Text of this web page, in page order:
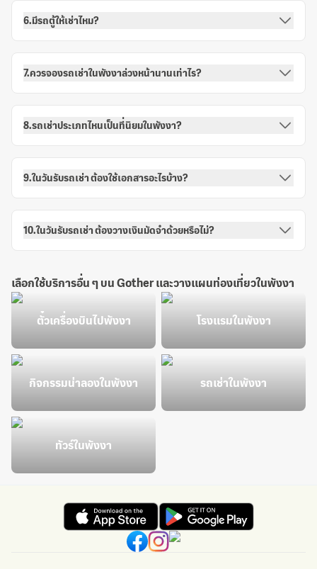
6.มีรถตู้ให้เช่าไหม?
7.ควรจองรถเช่าในพังงาล่วงหน้านานเท่าไร?
8.รถเช่าประเภทไหนเป็นที่นิยมในพังงา?
9.ในวันรับรถเช่า ต้องใช้เอกสารอะไรบ้าง?
10.ในวันรับรถเช่า ต้องวางเงินมัดจำด้วยหรือไม่?
เลือกใช้บริการอื่น ๆ บน Gother และวางแผนท่องเที่ยวในพังงา
ตั๋วเครื่องบินไปพังงา โรงแรมในพังงา
กิจกรรมน่าลองในพังงา รถเช่าในพังงา
ทัวร์ในพังงา